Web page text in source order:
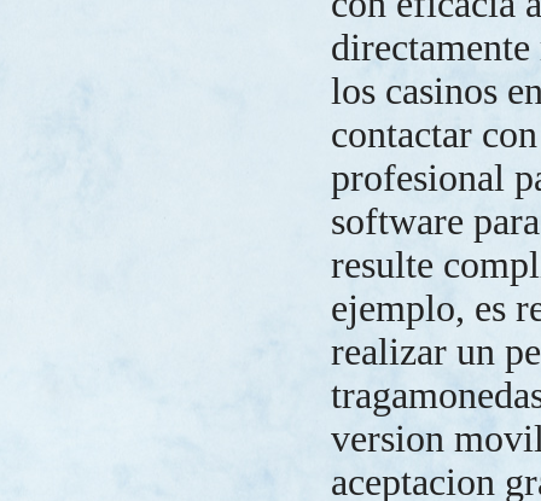
los casinos
contactar
profesional
software
resulte
ejemplo, es
realizar un
version
aceptacion